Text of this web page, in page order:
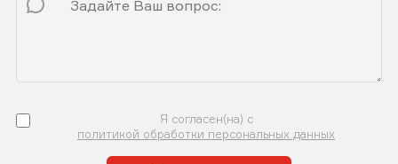
Я согласен(на) с
политикой обработки персональных данных